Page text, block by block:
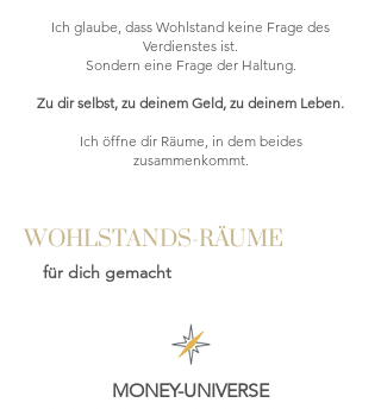
Ich glaube, dass Wohlstand keine Frage des
Verdienstes ist.
Sondern eine Frage der Haltung.
Zu dir selbst, zu deinem Geld, zu deinem Leben.
Ich öffne dir Räume, in dem beides
zusammenkommt.
WOHLSTANDS-RÄUME
für dich gemacht
MONEY-UNIVERSE